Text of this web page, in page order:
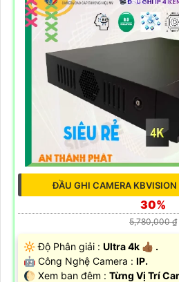
ĐẦU GHI CAMERA
30%
5,780,000 ₫
🔆 Độ Phân giải : Ultra 4k 👍🏾 .
🤖️ Công Nghệ Camera : IP.
🌔 Xem ban đêm : Từng Vị Trí